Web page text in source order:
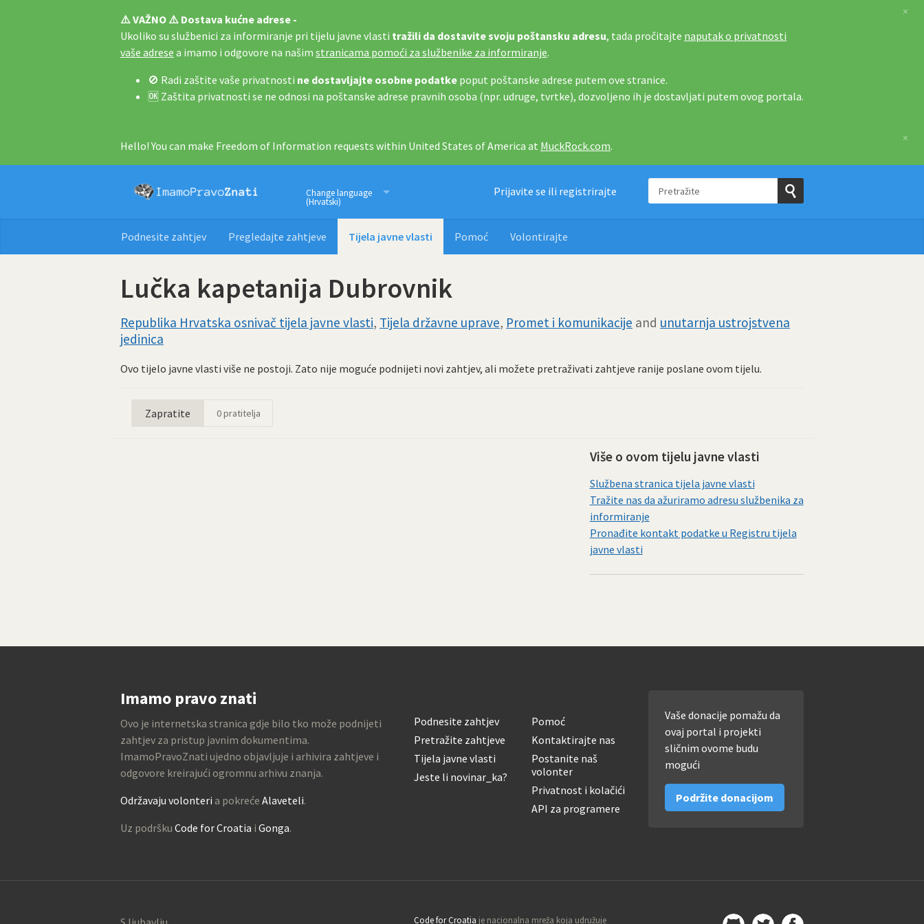
⚠️ VAŽNO ⚠️ Dostava kućne adrese -
Ukoliko su službenici za informiranje pri tijelu javne vlasti tražili da dostavite svoju poštansku adresu, tada pročitajte naputak o privatnosti
vaše adrese a imamo i odgovore na našim stranicama pomoći za službenike za informiranje.
🚫 Radi zaštite vaše privatnosti ne dostavljajte osobne podatke poput poštanske adrese putem ove stranice.
🆗 Zaštita privatnosti se ne odnosi na poštanske adrese pravnih osoba (npr. udruge, tvrtke), dozvoljeno ih je dostavljati putem ovog portala.
×
Hello! You can make Freedom of Information requests within United States of America at MuckRock.com.
×
Imamo pravo znati
Change language
(Hrvatski)
Prijavite se ili registrirajte Pretražite
Pošaljite
Podnesite zahtjev Pregledajte zahtjeve Tijela javne vlasti Pomoć Volontirajte
Lučka kapetanija Dubrovnik
Republika Hrvatska osnivač tijela javne vlasti, Tijela državne uprave, Promet i komunikacije and unutarnja ustrojstvena
jedinica
Ovo tijelo javne vlasti više ne postoji. Zato nije moguće podnijeti novi zahtjev, ali možete pretraživati zahtjeve ranije poslane ovom tijelu.
Zapratite 0pratitelja
Više o ovom tijelu javne vlasti
Službena stranica tijela javne vlasti
Tražite nas da ažuriramo adresu službenika za
informiranje
Pronađite kontakt podatke u Registru tijela
javne vlasti
Imamo pravo znati
Ovo je internetska stranica gdje bilo tko može podnijeti
zahtjev za pristup javnim dokumentima.
ImamoPravoZnati ujedno objavljuje i arhivira zahtjeve i
odgovore kreirajući ogromnu arhivu znanja.
Održavaju volonteri a pokreće Alaveteli.
Uz podršku Code for Croatia i Gonga.
Podnesite zahtjev
Pretražite zahtjeve
Tijela javne vlasti
Jeste li novinar_ka?
Pomoć
Kontaktirajte nas
Postanite naš
volonter
Privatnost i kolačići
API za programere
Vaše donacije pomažu da
ovaj portal i projekti
sličnim ovome budu
mogući
Podržite donacijom
Code for Croatia je nacionalna mreža koja udružuje